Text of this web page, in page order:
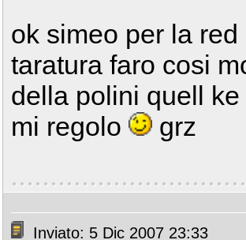
ok simeo per la
taratura faro cosi
della polini quell
mi regolo
grz
Inviato: 5 Dic 2007 23:33